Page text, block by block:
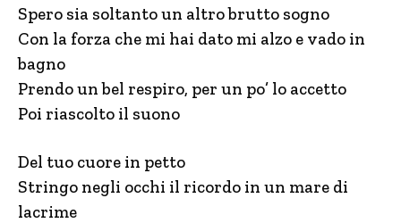
Spero sia soltanto un altro brutto sogno
Con la forza che mi hai dato mi alzo e vado in
bagno
Prendo un bel respiro, per un po’ lo accetto
Poi riascolto il suono
Del tuo cuore in petto
Stringo negli occhi il ricordo in un mare di
lacrime